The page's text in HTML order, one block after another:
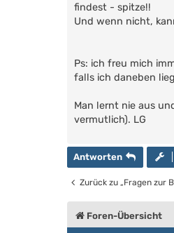
findest - spitze!!
Und wenn nicht,
Ps: ich freu mich
falls ich daneben
Man lernt nie aus
vermutlich). LG
Antworten
Zurück zu „Fragen zur
Foren-Übersicht